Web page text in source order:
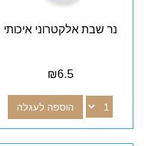
נר שבת אלקטרוני איכותי
₪6.5
הוספה לעגלה